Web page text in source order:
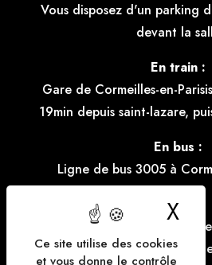
Ce site utilise des cookies
et vous donne le contrôle
X
Vous disposez d'un parking
devant la
En train :
Gare de Cormeilles-en-
19min depuis saint-lazare,
En bus :
Ligne de bus 3005 à
Vélo :
Le parking à vélo n'est pas
mais il est possible